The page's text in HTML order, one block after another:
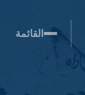
القائمة